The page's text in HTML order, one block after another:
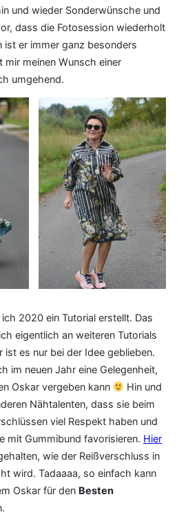
und wieder Sonderwünsche und
dass die Fotosession wiederholt
ist er immer ganz besonders
mir meinen Wunsch einer
umgehend.
2020 ein Tutorial erstellt. Das
eigentlich an weiteren Tutorials
ist es nur bei der Idee geblieben.
im neuen Jahr eine Gelegenheit,
Oskar vergeben kann
Hin und
Nähtalenten, dass sie beim
viel Respekt haben und
mit Gummibund favorisieren. Hier
wie der Reißverschluss in
wird. Tadaaaa, so einfach kann
Oskar für den Besten